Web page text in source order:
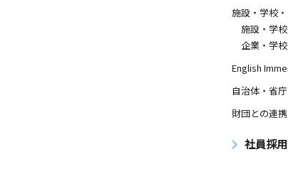
施設・学校
施設・学
企業・学
English
自治体・省
財団との連携
社員採用